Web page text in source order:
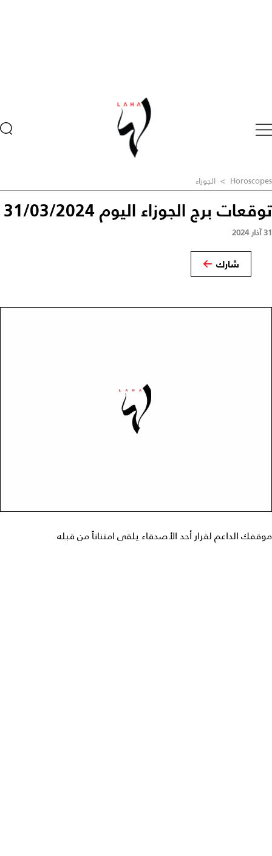
Horoscopes
> الجوزاء
توقعات برج الجوزاء اليوم 31/03/2024
31 آذار 2024
شارك
موقفك الداعم لقرار أحد الأصدقاء يلقى امتناناً من قبله